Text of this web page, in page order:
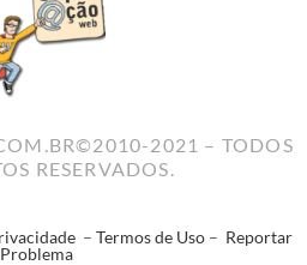
2021 – TODOS
RESERVADOS.
– Termos de Uso – Reportar
Problema